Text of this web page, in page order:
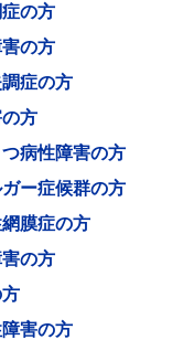
の方
の方
症の方
方
病性障害の方
ー症候群の方
膜症の方
の方
害の方